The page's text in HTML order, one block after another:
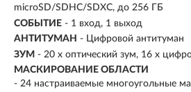
microSD/SDHC/SDXC, до 256 ГБ
СОБЫТИЕ - 1 вход, 1 выход
АНТИТУМАН - Цифровой антитуман
ЗУМ - 20 х оптический зум, 16 х
МАСКИРОВАНИЕ ОБЛАСТИ
- 24 настраиваемые многоугольные